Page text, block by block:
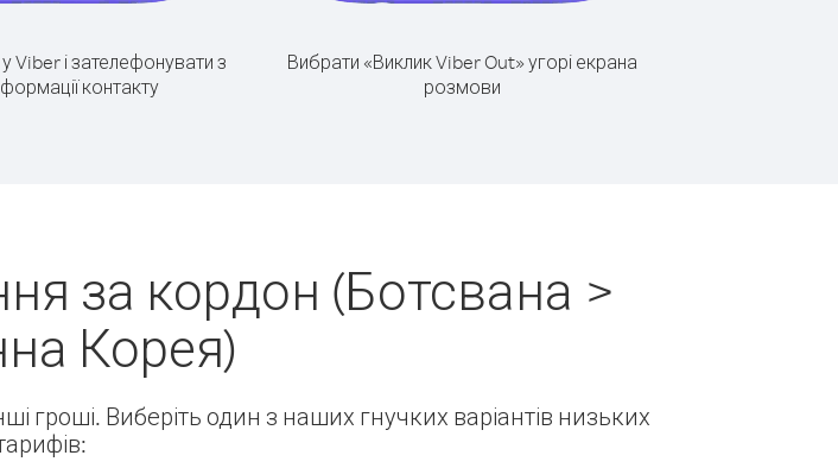
Viber і зателефонувати з
контакту
Вибрати «Виклик Viber Out» угорі екрана
розмови
за кордон (Ботсвана >
Корея)
гроші. Виберіть один з наших гнучких варіантів низьких